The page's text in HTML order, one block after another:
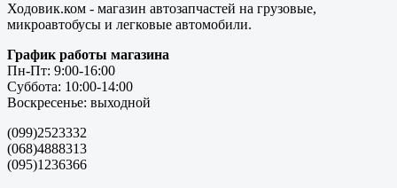
Ходовик.ком - магазин автозапчастей на грузовые,
микроавтобусы и легковые автомобили.
График работы магазина
Пн-Пт: 9:00-16:00
Суббота: 10:00-14:00
Воскресенье: выходной
(099)2523332
(068)4888313
(095)1236366